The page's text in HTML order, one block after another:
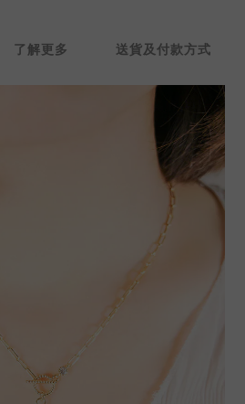
了解更多 送貨及付款方式